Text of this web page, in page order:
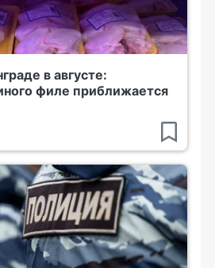
в августе:
филе приближается